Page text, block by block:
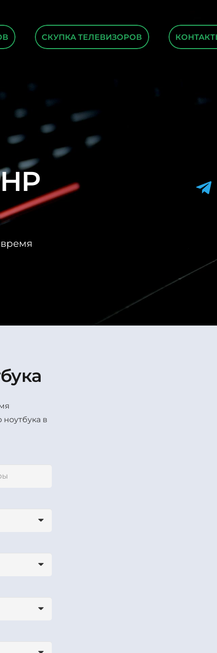
СКУПКА ТЕЛЕВИЗОРОВ
время
в